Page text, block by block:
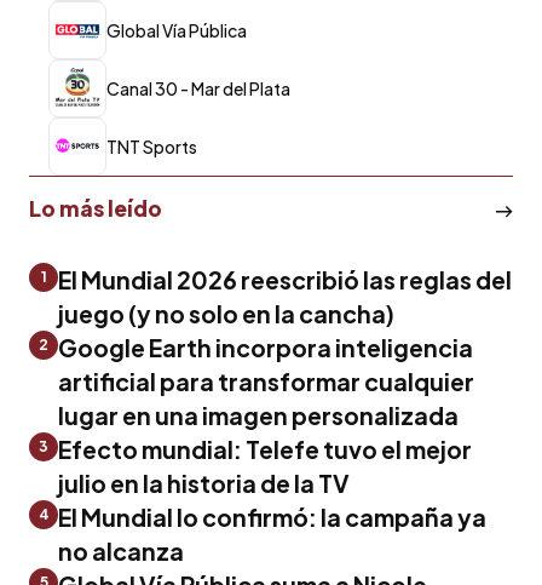
Global Vía Pública
Canal 30 - Mar del Plata
TNT Sports
Lo más leído
1
El Mundial 2026 reescribió las reglas del
juego (y no solo en la cancha)
2
Google Earth incorpora inteligencia
artificial para transformar cualquier
lugar en una imagen personalizada
3
Efecto mundial: Telefe tuvo el mejor
julio en la historia de la TV
4 El Mundial lo confirmó: la campaña ya
no alcanza